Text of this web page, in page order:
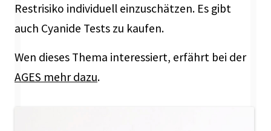
Restrisiko individuell einzuschätzen. Es gibt
auch Cyanide Tests zu kaufen.
Wen dieses Thema interessiert, erfährt bei der
AGES mehr dazu.